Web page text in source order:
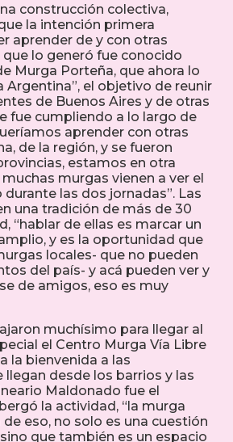
construcción colectiva,
la intención primera
aprender de y con otras
que lo generó fue conocido
Murga Porteña, que ahora lo
Argentina”, el objetivo de reunir
de Buenos Aires y de otras
fue cumpliendo a lo largo de
aprender con otras
de la región, y se fueron
estamos en otra
murgas vienen a ver el
las dos jornadas”. Las
una tradición de más de 30
“hablar de ellas es marcar un
y es la oportunidad que
locales- que no pueden
del país- y acá pueden ver y
de amigos, eso es muy
muchísimo para llegar al
el Centro Murga Vía Libre
la bienvenida a las
desde los barrios y las
Maldonado fue el
la actividad, “la murga
eso, no solo es una cuestión
que también es un espacio